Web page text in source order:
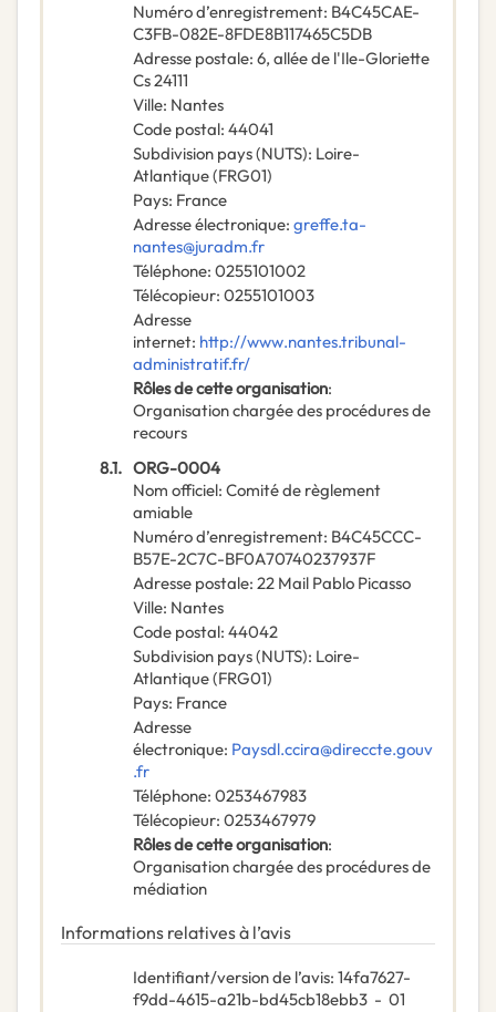
Numéro d’enregistrement: B4C45CAE-
C3FB-082E-8FDE8B117465C5DB
Adresse postale: 6, allée de l'Ile-Gloriette
Cs 24111
Ville: Nantes
Code postal: 44041
Subdivision pays (NUTS): Loire-
Atlantique(FRG01)
Pays: France
Adresse électronique: greffe.ta-
nantes@juradm.fr
Téléphone: 0255101002
Télécopieur: 0255101003
Adresse
internet: http://www.nantes.tribunal-
administratif.fr/
Rôles de cette organisation:
Organisation chargée des procédures de
recours
8.1. ORG-0004
Nom officiel: Comité de règlement
amiable
Numéro d’enregistrement: B4C45CCC-
B57E-2C7C-BF0A70740237937F
Adresse postale: 22 Mail Pablo Picasso
Ville: Nantes
Code postal: 44042
Subdivision pays (NUTS): Loire-
Atlantique(FRG01)
Pays: France
Adresse
électronique: Paysdl.ccira@direccte.gouv
.fr
Téléphone: 0253467983
Télécopieur: 0253467979
Rôles de cette organisation:
Organisation chargée des procédures de
médiation
Informations relatives à l’avis
Identifiant/version de l’avis: 14fa7627-
f9dd-4615-a21b-bd45cb18ebb3 - 01